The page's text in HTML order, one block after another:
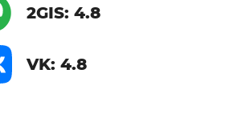
2GIS: 4.8
VK: 4.8